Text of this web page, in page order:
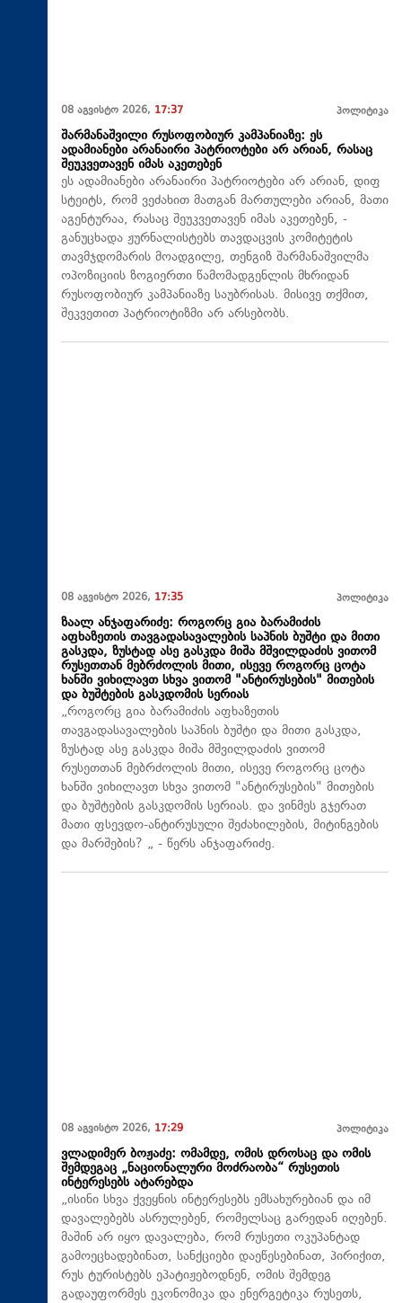
08 აგვისტო 2026, 17:37 პოლიტიკა
შარმანაშვილი რუსოფობიურ კამპანიაზე: ეს
ადამიანები არანაირი პატრიოტები არ არიან, რასაც
შეუკვეთავენ იმას აკეთებენ
ეს ადამიანები არანაირი პატრიოტები არ არიან, დიფ
სტეიტს, რომ ვეძახით მათგან მართულები არიან, მათი
აგენტურაა, რასაც შეუკვეთავენ იმას აკეთებენ, -
განუცხადა ჟურნალისტებს თავდაცვის კომიტეტის
თავმჯდომარის მოადგილე, თენგიზ შარმანაშვილმა
ოპოზიციის ზოგიერთი წამომადგენლის მხრიდან
რუსოფობიურ კამპანიაზე საუბრისას. მისივე თქმით,
შეკვეთით პატრიოტიზმი არ არსებობს.
08 აგვისტო 2026, 17:35 პოლიტიკა
ზაალ ანჯაფარიძე: როგორც გია ბარამიძის
აფხაზეთის თავგადასავალების საპნის ბუშტი და მითი
გასკდა, ზუსტად ასე გასკდა მიშა მშვილდაძის ვითომ
რუსეთთან მებრძოლის მითი, ისევე როგორც ცოტა
ხანში ვიხილავთ სხვა ვითომ "ანტირუსების" მითების
და ბუშტების გასკდომის სერიას
„როგორც გია ბარამიძის აფხაზეთის
თავგადასავალების საპნის ბუშტი და მითი გასკდა,
ზუსტად ასე გასკდა მიშა მშვილდაძის ვითომ
რუსეთთან მებრძოლის მითი, ისევე როგორც ცოტა
ხანში ვიხილავთ სხვა ვითომ "ანტირუსების" მითების
და ბუშტების გასკდომის სერიას. და ვინმეს გჯერათ
მათი ფსევდო-ანტირუსული შეძახილების, მიტინგების
და მარშების? „ - წერს ანჯაფარიძე.
08 აგვისტო 2026, 17:29 პოლიტიკა
ვლადიმერ ბოჟაძე: ომამდე, ომის დროსაც და ომის
შემდეგაც „ნაციონალური მოძრაობა“ რუსეთის
ინტერესებს ატარებდა
„ისინი სხვა ქვეყნის ინტერესებს ემსახურებიან და იმ
დავალებებს ასრულებენ, რომელსაც გარედან იღებენ.
მაშინ არ იყო დავალება, რომ რუსეთი ოკუპანტად
გამოეცხადებინათ, სანქციები დაეწესებინათ, პირიქით,
რუს ტურისტებს ეპატიჟებოდნენ, ომის შემდეგ
გადაუფორმეს ეკონომიკა და ენერგეტიკა რუსეთს,